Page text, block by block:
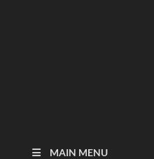
MAIN MENU